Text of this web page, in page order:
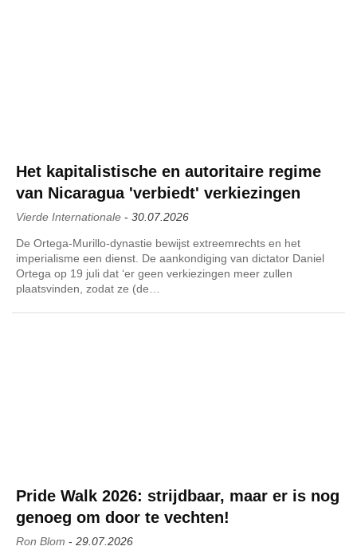
Het kapitalistische en autoritaire regime
van Nicaragua 'verbiedt' verkiezingen
Vierde Internationale - 30.07.2026
De Ortega-Murillo-dynastie bewijst extreemrechts en het
imperialisme een dienst. De aankondiging van dictator Daniel
Ortega op 19 juli dat ‘er geen verkiezingen meer zullen
plaatsvinden, zodat ze (de…
Pride Walk 2026: strijdbaar, maar er is nog
genoeg om door te vechten!
Ron Blom - 29.07.2026